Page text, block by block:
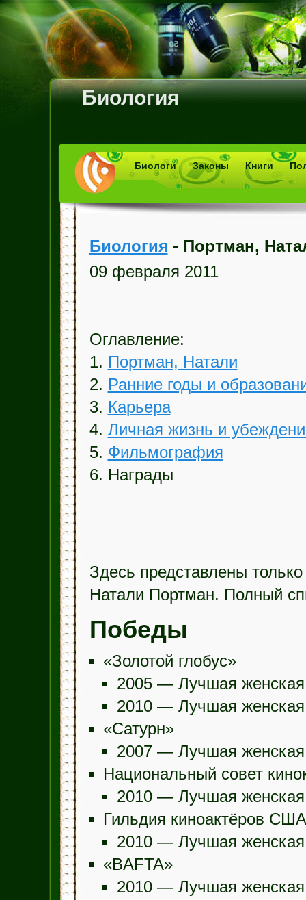
Биология
Биологи Законы Книги
Биология - Портман,
09 февраля 2011
Оглавление:
1. Портман, Натали
2. Ранние годы и
3. Карьера
4. Личная жизнь и
5. Фильмография
6. Награды
Здесь представлены
Натали Портман. Полный
Победы
«Золотой глобус»
2005 — Лучшая женская
2010 — Лучшая женская
«Сатурн»
2007 — Лучшая женская
Национальный совет
2010 — Лучшая
Гильдия киноактёров США
2010 — Лучшая женская
«BAFTA»
2010 — Лучшая женская